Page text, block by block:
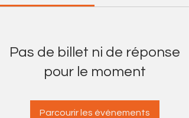
Pas de billet ni de réponse
pour le moment
Parcourir les événements